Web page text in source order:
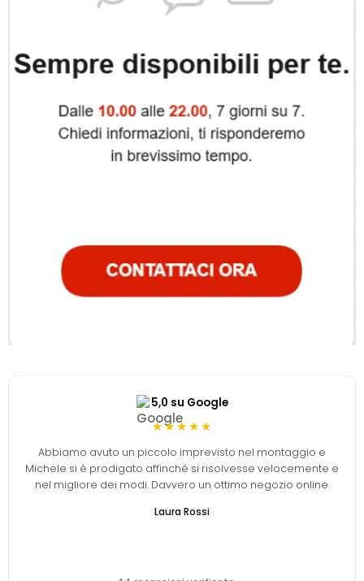
5,0 su Google
★★★★★
Abbiamo avuto un piccolo imprevisto nel montaggio e
Michele si è prodigato affinché si risolvesse velocemente e
nel migliore dei modi. Davvero un ottimo negozio online.
Laura Rossi